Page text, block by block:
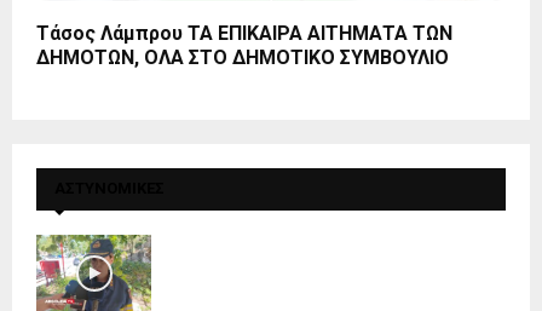
Τάσος Λάμπρου ΤΑ ΕΠΙΚAIΡΑ ΑΙΤΗΜΑΤΑ ΤΩΝ
ΔΗΜΟΤΩΝ, ΟΛΑ ΣΤΟ ΔΗΜΟΤΙΚΟ ΣΥΜΒΟΥΛΙΟ